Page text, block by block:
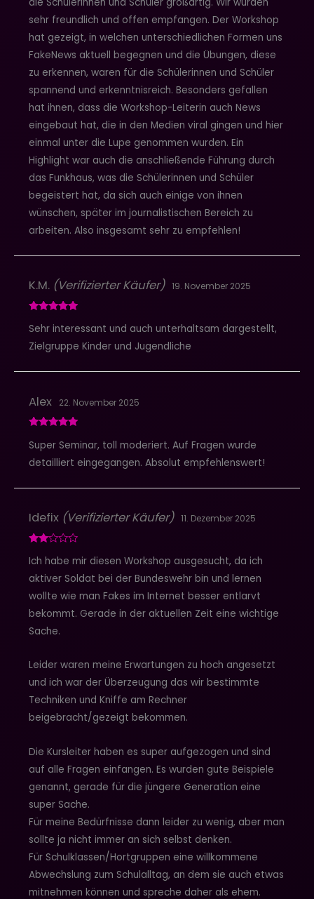
sehr freundlich und offen empfangen. Der Workshop
hat gezeigt, in welchen unterschiedlichen Formen uns
FakeNews aktuell begegnen und die Übungen, diese
zu erkennen, waren für die Schülerinnen und Schüler
spannend und erkenntnisreich. Besonders gefallen
hat ihnen, dass die Workshop-Leiterin auch News
eingebaut hat, die in den Medien viral gingen und hier
einmal unter die Lupe genommen wurden. Ein
Highlight war auch die anschließende Führung durch
das Funkhaus, was die Schülerinnen und Schüler
begeistert hat, da sich auch einige von ihnen
wünschen, später im journalistischen Bereich zu
arbeiten. Also insgesamt sehr zu empfehlen!
5von 5
K.M. (Verifizierter Käufer) 19. November 2025
Sehr interessant und auch unterhaltsam dargestellt,
Zielgruppe Kinder und Jugendliche
5von 5
Alex 22. November 2025
Super Seminar, toll moderiert. Auf Fragen wurde
detailliert eingegangen. Absolut empfehlenswert!
mit
von
Idefix (Verifizierter Käufer) 11. Dezember 2025
Ich habe mir diesen Workshop ausgesucht, da ich
aktiver Soldat bei der Bundeswehr bin und lernen
wollte wie man Fakes im Internet besser entlarvt
bekommt. Gerade in der aktuellen Zeit eine wichtige
Sache.
Leider waren meine Erwartungen zu hoch angesetzt
und ich war der Überzeugung das wir bestimmte
Techniken und Kniffe am Rechner
beigebracht/gezeigt bekommen.
Die Kursleiter haben es super aufgezogen und sind
auf alle Fragen einfangen. Es wurden gute Beispiele
genannt, gerade für die jüngere Generation eine
super Sache.
Für meine Bedürfnisse dann leider zu wenig, aber man
sollte ja nicht immer an sich selbst denken.
Für Schulklassen/Hortgruppen eine willkommene
Abwechslung zum Schulalltag, an dem sie auch etwas
mitnehmen können und spreche daher als ehem.